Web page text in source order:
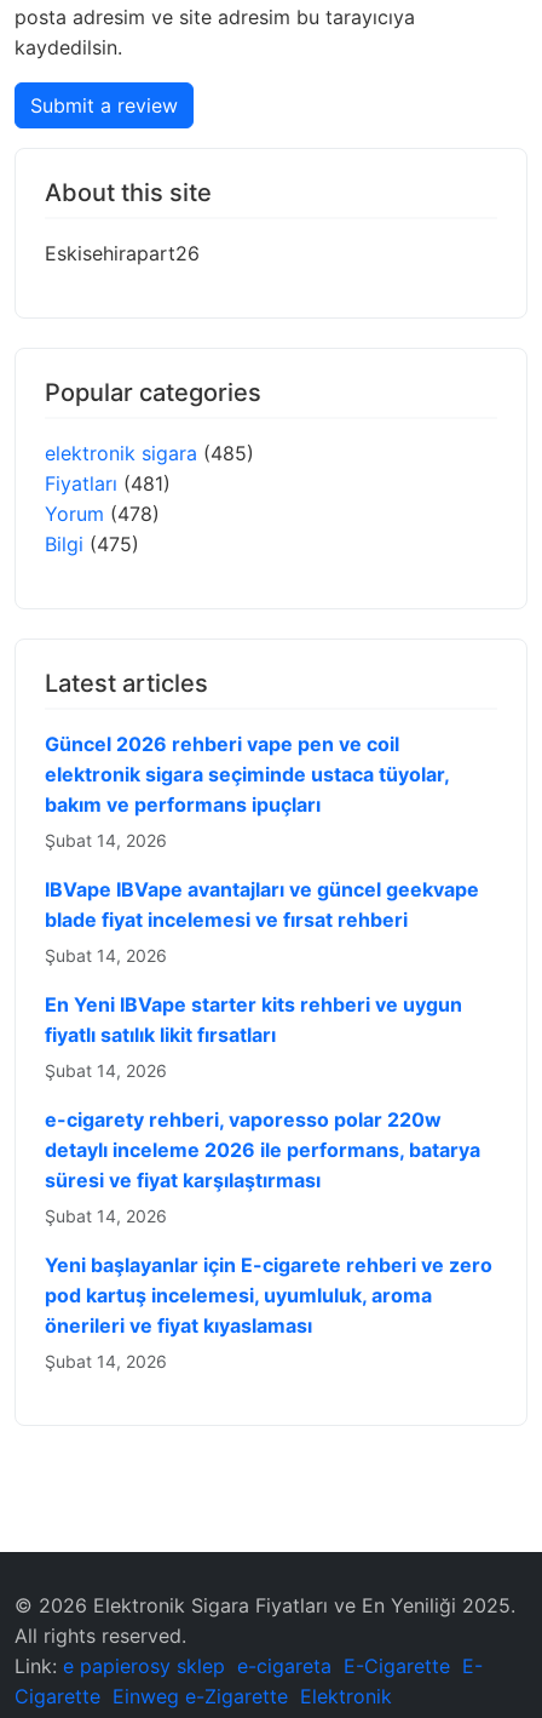
posta adresim ve site adresim bu tarayıcıya
kaydedilsin.
Submit a review
About this site
Eskisehirapart26
Popular categories
elektronik sigara (485)
Fiyatları (481)
Yorum (478)
Bilgi (475)
Latest articles
Güncel 2026 rehberi vape pen ve coil
elektronik sigara seçiminde ustaca tüyolar,
bakım ve performans ipuçları
Şubat 14, 2026
IBVape IBVape avantajları ve güncel geekvape
blade fiyat incelemesi ve fırsat rehberi
Şubat 14, 2026
En Yeni IBVape starter kits rehberi ve uygun
fiyatlı satılık likit fırsatları
Şubat 14, 2026
e-cigarety rehberi, vaporesso polar 220w
detaylı inceleme 2026 ile performans, batarya
süresi ve fiyat karşılaştırması
Şubat 14, 2026
Yeni başlayanlar için E-cigarete rehberi ve zero
pod kartuş incelemesi, uyumluluk, aroma
önerileri ve fiyat kıyaslaması
Şubat 14, 2026
© 2026 Elektronik Sigara Fiyatları ve En Yeniliği 2025.
All rights reserved.
Link: e papierosy sklep e-cigareta E-Cigarette E-
Cigarette Einweg e-Zigarette Elektronik